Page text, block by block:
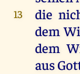
13 die
dem
dem
aus